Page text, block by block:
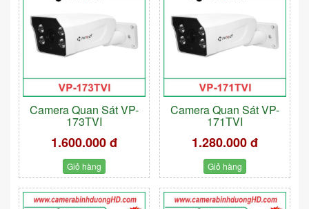
Camera Quan Sát VP-
173TVI
1.600.000 đ
Giỏ hàng
Camera Quan Sát VP-
171TVI
1.280.000 đ
Giỏ hàng